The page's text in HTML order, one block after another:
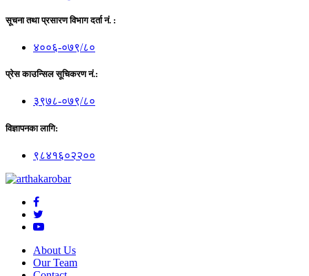
सूचना तथा प्रसारण विभाग दर्ता नं. :
४००६-०७९/८०
प्रेस काउन्सिल सूचिकरण नं.:
३९७८-०७९/८०
विज्ञापनका लागि:
९८४१६०२२००
About Us
Our Team